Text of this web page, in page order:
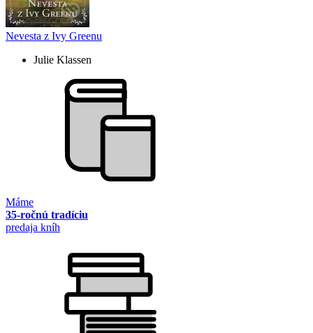
Nevesta z Ivy Greenu
Julie Klassen
Máme
35-ročnú tradíciu
predaja kníh